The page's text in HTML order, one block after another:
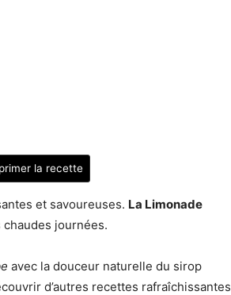
la recette
et savoureuses. La Limonade
journées.
avec la douceur naturelle du sirop
d’autres recettes rafraîchissantes